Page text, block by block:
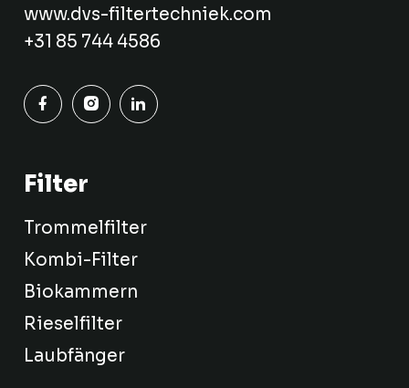
www.dvs-filtertechniek.com
+31 85 744 4586
Filter
Trommelfilter
Kombi-Filter
Biokammern
Rieselfilter
Laubfänger